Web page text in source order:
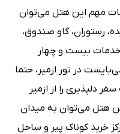
مهم این هتل می‌توان
رستوران، گاو صندوق،
خدمات بیست و چهار
در تور ازمیر، حتما
دلپذیری را از ازمیر
هتل می‌توان به میدان
خرید کوناک پیر و ساحل